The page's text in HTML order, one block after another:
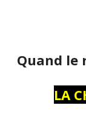
Quand le
LA